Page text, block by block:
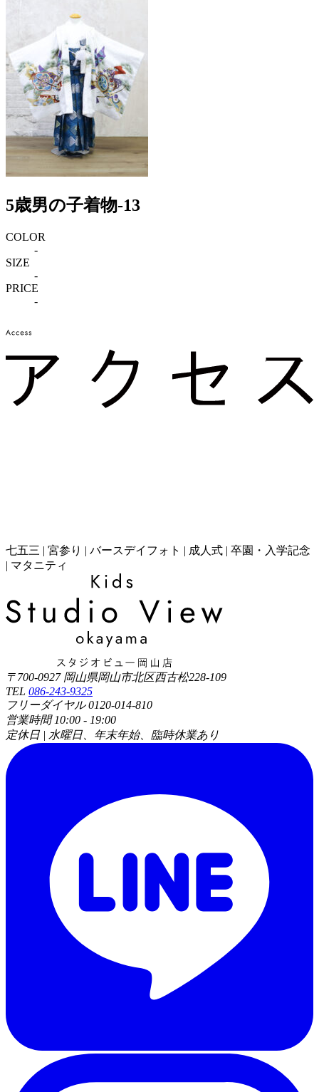
5歳男の子着物-13
COLOR
-
SIZE
-
PRICE
-
七五三 | 宮参り | バースデイフォト | 成人式 | 卒園・入学記念
| マタニティ
〒700-0927 岡山県岡山市北区西古松228-109
TEL 086-243-9325
フリーダイヤル 0120-014-810
営業時間 10:00 - 19:00
定休日 | 水曜日、年末年始、臨時休業あり